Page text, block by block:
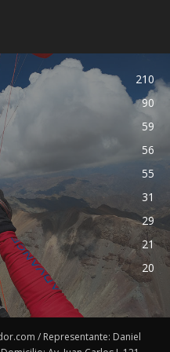
210
90
59
56
55
31
29
21
20
/ Representante: Daniel